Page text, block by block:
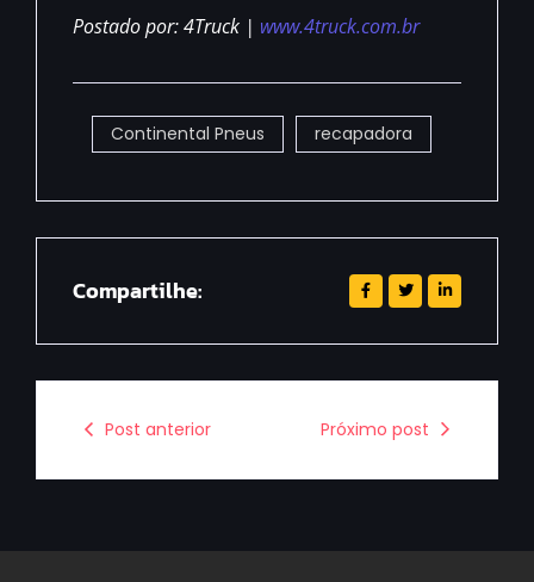
Postado por: 4Truck | www.4truck.com.br
Continental Pneus recapadora
Compartilhe:
Post anterior Próximo post